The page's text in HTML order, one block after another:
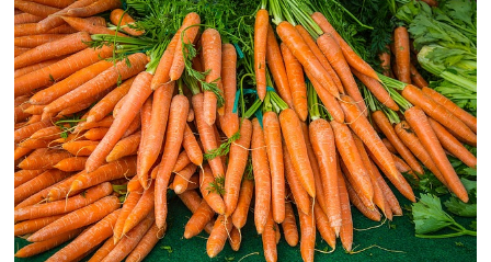
preços
dos
alimentos,
inflação
desacelera
para
todas
as
faixas
de
renda
em
janeiro